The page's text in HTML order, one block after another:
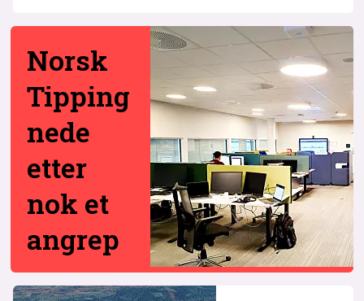
Norsk
Tipping
nede
etter
nok et
angrep